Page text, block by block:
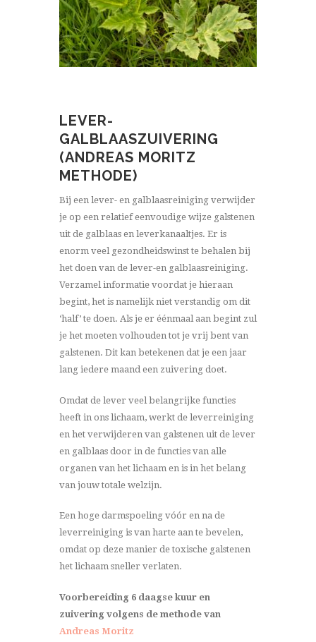
LEVER-
GALBLAASZUIVERING
(ANDREAS MORITZ
METHODE)
Bij een lever- en galblaasreiniging verwijder
je op een relatief eenvoudige wijze galstenen
uit de galblaas en leverkanaaltjes. Er is
enorm veel gezondheidswinst te behalen bij
het doen van de lever-en galblaasreiniging.
Verzamel informatie voordat je hieraan
begint, het is namelijk niet verstandig om dit
‘half’ te doen. Als je er éénmaal aan begint zul
je het moeten volhouden tot je vrij bent van
galstenen. Dit kan betekenen dat je een jaar
lang iedere maand een zuivering doet.
Omdat de lever veel belangrijke functies
heeft in ons lichaam, werkt de leverreiniging
en het verwijderen van galstenen uit de lever
en galblaas door in de functies van alle
organen van het lichaam en is in het belang
van jouw totale welzijn.
Een hoge darmspoeling vóór en na de
leverreiniging is van harte aan te bevelen,
omdat op deze manier de toxische galstenen
het lichaam sneller verlaten.
Voorbereiding 6 daagse kuur en
zuivering volgens de methode van
Andreas Moritz